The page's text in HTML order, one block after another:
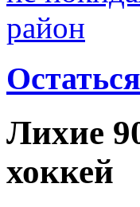
Лихие
хоккей